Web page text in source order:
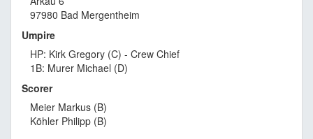
97980 Bad Mergentheim
Umpire
HP: Kirk Gregory (C) - Crew Chief
1B: Murer Michael (D)
Scorer
Meier Markus (B)
Köhler Philipp (B)